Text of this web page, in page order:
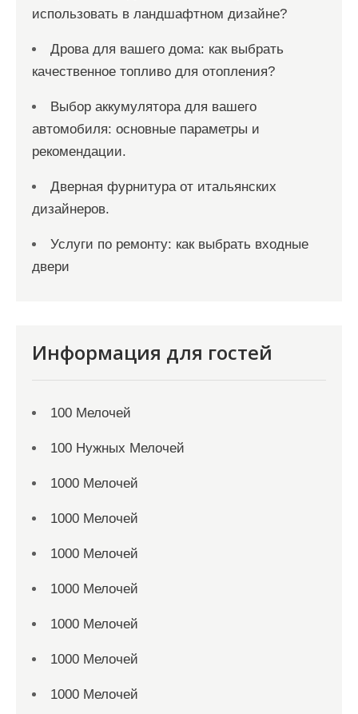
использовать в ландшафтном дизайне?
Дрова для вашего дома: как выбрать
качественное топливо для отопления?
Выбор аккумулятора для вашего
автомобиля: основные параметры и
рекомендации.
Дверная фурнитура от итальянских
дизайнеров.
Услуги по ремонту: как выбрать входные
двери
Информация для гостей
100 Мелочей
100 Нужных Мелочей
1000 Мелочей
1000 Мелочей
1000 Мелочей
1000 Мелочей
1000 Мелочей
1000 Мелочей
1000 Мелочей